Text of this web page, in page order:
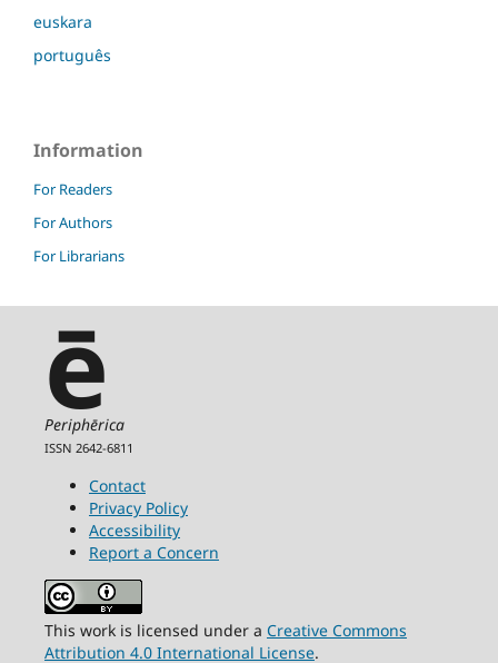
euskara
português
Information
For Readers
For Authors
For Librarians
ē
Periphērica
ISSN 2642-6811
Contact
Privacy Policy
Accessibility
Report a Concern
This work is licensed under a Creative Commons
Attribution 4.0 International License.